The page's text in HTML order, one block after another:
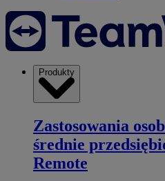
Produkty
Zastosowania
średnie
Remote